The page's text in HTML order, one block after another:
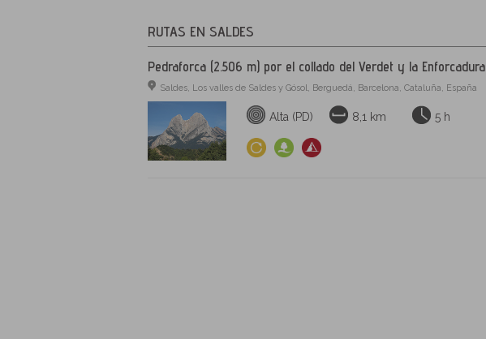
RUTAS EN SALDES
Pedraforca (2.506 m) por el collado del Verdet y la Enforcadura
Saldes, Los valles de Saldes y Gósol, Berguedá, Barcelona, Cataluña, España
Alta (PD) 8,1 km 5 h